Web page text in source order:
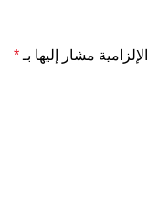
مشار إليها بـ *